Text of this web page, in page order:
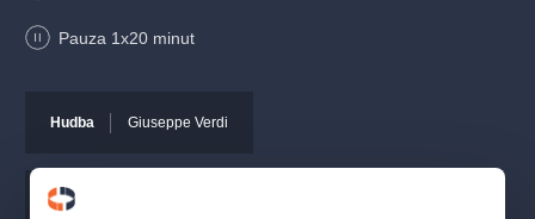
brání nepřátelství jejich národů.
tehdy již světoznámý skladatel hledání nového stylu. Aida patří
Opera je nastudována v italském originále a v představení jsou
Pauza 1x20 minut
Hudba Giuseppe Verdi
Libreto